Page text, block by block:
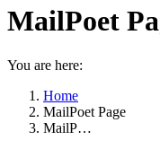
MailPoet
You are here:
Home
MailPoet Page
MailP…